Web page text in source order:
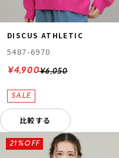
DISCUS ATHLETIC
5487-6970
¥6,050
¥4,900
比較する
21%OFF